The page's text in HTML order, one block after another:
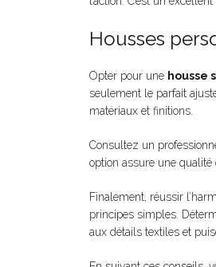
Housses
Opter pour une housse
seulement le parfait
matériaux et finitions.
Consultez un
option assure une
Finalement, réussir
principes simples.
aux détails textiles et